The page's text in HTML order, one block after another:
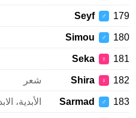
♂
Seyf
♂
Simou
♀
Seka
♀
Shira شعر
♂
Sarmad الأبدية، الابديين